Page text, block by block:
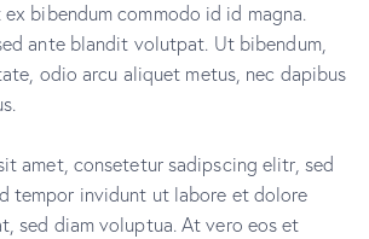
ex bibendum commodo id id magna.
ante blandit volutpat. Ut bibendum,
odio arcu aliquet metus, nec dapibus
amet, consetetur sadipscing elitr, sed
tempor invidunt ut labore et dolore
sed diam voluptua. At vero eos et